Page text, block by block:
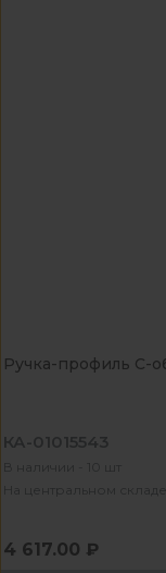
Ручка-профиль C-
КА-01015543
В наличии - 10 шт
На центральном
4 617.00 ₽